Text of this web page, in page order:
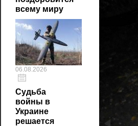
всему миру
06.08.2026
Судьба
войны в
Украине
решается